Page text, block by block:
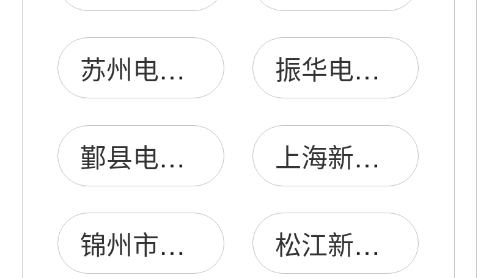
苏州电阻厂 振华电阻厂
鄞县电阻厂 上海新建电阻厂
锦州市电阻厂 松江新桥电阻厂